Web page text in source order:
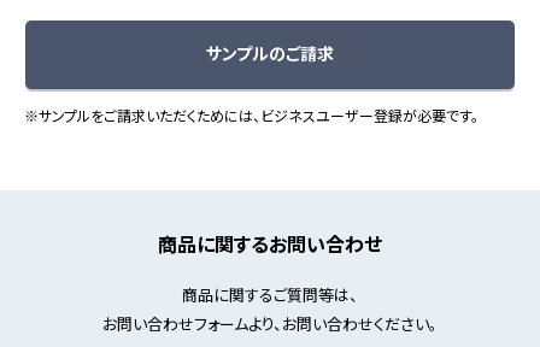
サンプルのご請求
※サンプルをご請求いただくためには、ビジネスユーザー登録が必要です。
商品に関するお問い合わせ
商品に関するご質問等は、
お問い合わせフォームより、お問い合わせください。